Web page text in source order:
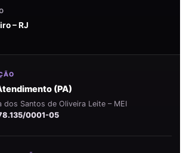
– RJ
(PA)
dos Santos de Oliveira Leite – MEI
0001-05